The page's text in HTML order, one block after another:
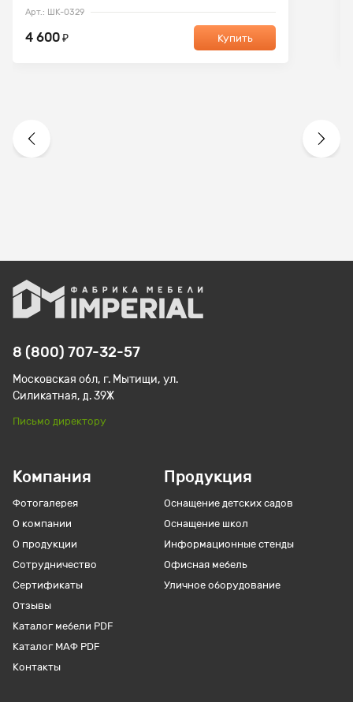
Арт.: ШК-0329
4 600₽ Купить
Компания
Фотогалерея
О компании
О продукции
Сотрудничество
Сертификаты
Отзывы
Каталог мебели PDF
Каталог МАФ PDF
Контакты
Продукция
Оснащение детских садов
Оснащение школ
Информационные стенды
Офисная мебель
Уличное оборудование
8 (800) 707-32-57
Московская обл, г. Мытищи, ул.
Силикатная, д. 39Ж
Письмо директору